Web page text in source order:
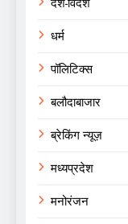
धर्म
पॉलिटिक्स
बलौदाबाजार
ब्रेकिंग न्यूज़
मध्यप्रदेश
मनोरंजन